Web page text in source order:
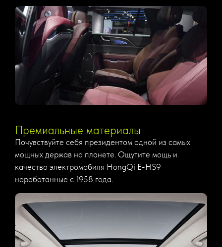
Премиальные материалы
Почувствуйте себя президентом одной из самых
мощных держав на планете. Ощутите мощь и
качество электромобиля HongQi E-HS9
наработанные с 1958 года.